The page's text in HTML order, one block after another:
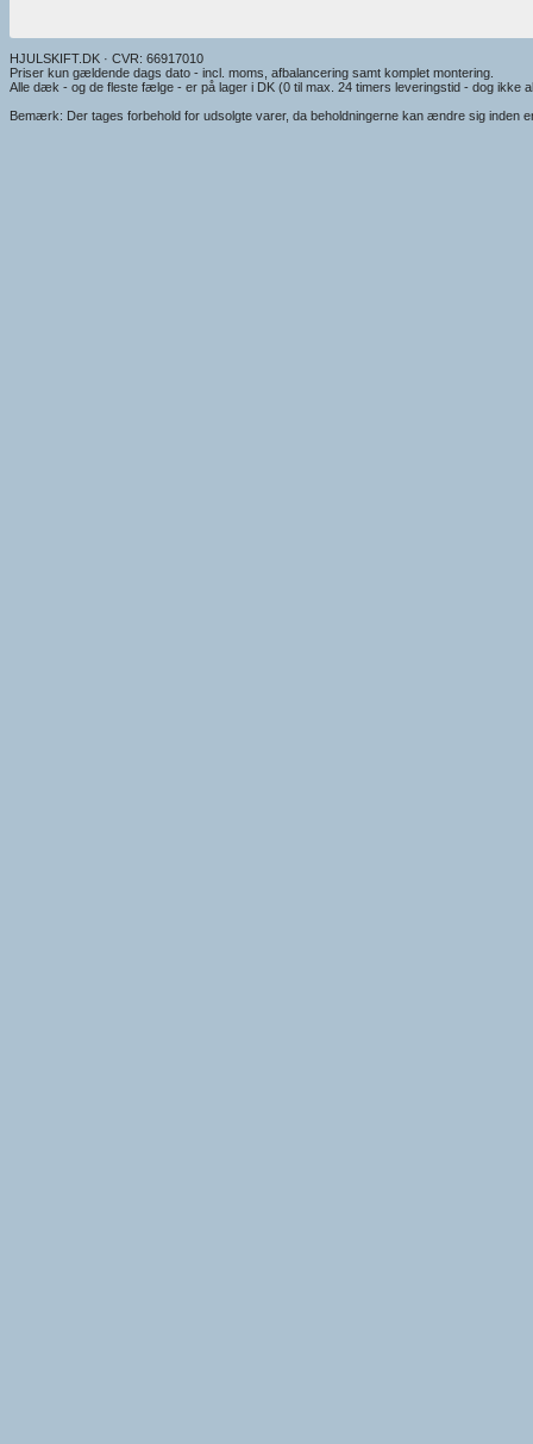
HJULSKIFT.DK · CVR: 66917010
Priser kun gældende dags dato - incl. moms, afbalancering samt komplet montering.
Alle dæk - og de fleste fælge - er på lager i DK (0 til max. 24 timers leveringstid - dog ikke
Bemærk: Der tages forbehold for udsolgte varer, da beholdningerne kan ændre sig inden